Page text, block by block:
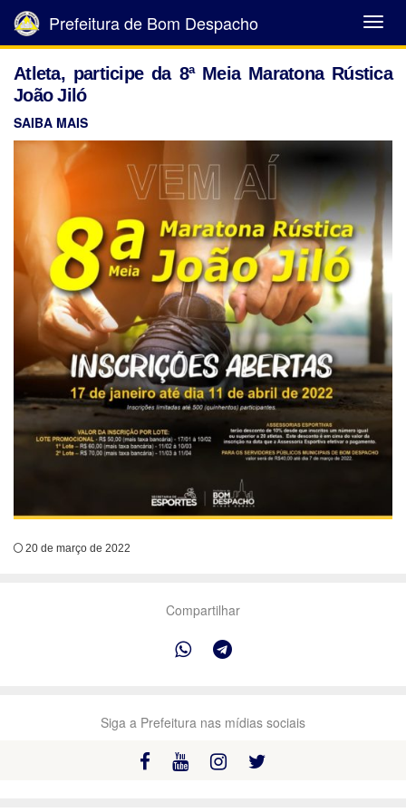
Abrir
Menu
Prefeitura de Bom Despacho
Atleta, participe da 8ª Meia Maratona Rústica
João Jiló
SAIBA MAIS
20 de março de 2022
Compartilhar
Siga a Prefeitura nas mídias sociais